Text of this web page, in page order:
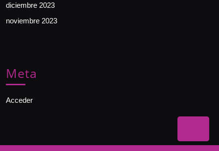
to
diciembre 2023
noviembre 2023
Meta
Acceder